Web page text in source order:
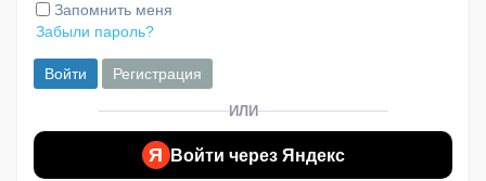
Запомнить меня
Забыли пароль?
Войти Регистрация
ИЛИ
Я Войти через Яндекс